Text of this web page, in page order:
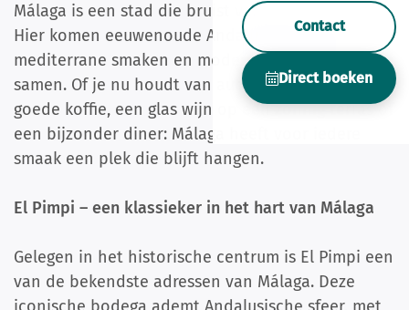
Contact
Direct boeken
Málaga is een stad die bruist van gastronomie.
Hier komen eeuwenoude Andalusische tradities,
mediterrane smaken en moderne creativiteit
samen. Of je nu houdt van authentieke tapas,
goede koffie, een glas wijn op een zonnig terras of
een bijzonder diner: Málaga heeft voor iedere
smaak een plek die blijft hangen.
El Pimpi – een klassieker in het hart van Málaga
Gelegen in het historische centrum is El Pimpi een
van de bekendste adressen van Málaga. Deze